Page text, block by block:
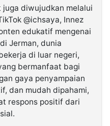
diwujudkan melalui
@ichsaya, Innez
edukatif mengenai
Jerman, dunia
di luar negeri,
bermanfaat bagi
gaya penyampaian
dan mudah dipahami,
respons positif dari